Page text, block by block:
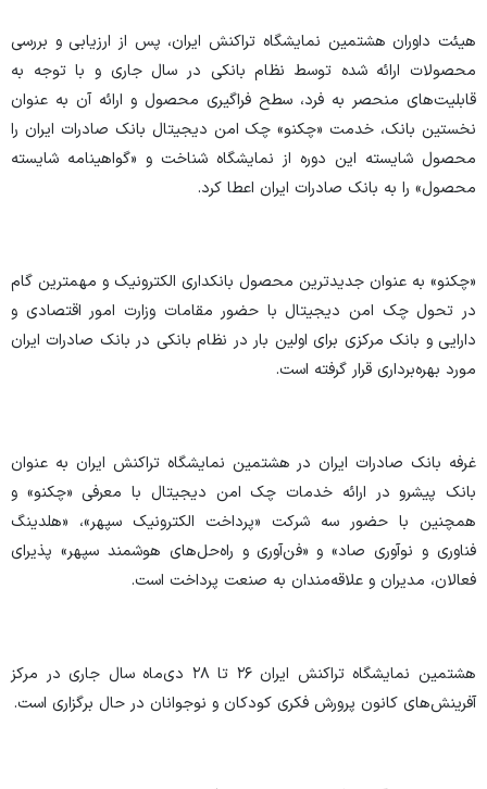
هیئت داوران هشتمین نمایشگاه تراکنش ایران، پس از ارزیابی و بررسی
محصولات ارائه شده توسط نظام بانکی در سال جاری و با توجه به
قابلیت‌های منحصر به فرد، سطح فراگیری محصول و ارائه آن به عنوان
نخستین بانک، خدمت «چکنو» چک امن دیجیتال بانک صادرات ایران را
محصول شایسته این دوره از نمایشگاه شناخت و «گواهینامه شایسته
محصول» را به بانک صادرات ایران اعطا کرد.
«چکنو» به عنوان جدیدترین محصول بانکداری الکترونیک و مهمترین گام
در تحول چک امن دیجیتال با حضور مقامات وزارت امور اقتصادی و
دارایی و بانک مرکزی برای اولین بار در نظام بانکی در بانک صادرات ایران
مورد بهره‌برداری قرار گرفته است.
غرفه بانک صادرات ایران در هشتمین نمایشگاه تراکنش ایران به عنوان
بانک پیشرو در ارائه خدمات چک امن دیجیتال با معرفی «چکنو» و
همچنین با حضور سه شرکت «پرداخت الکترونیک سپهر»، «هلدینگ
فناوری و نوآوری صاد» و «فن‌آوری و راه‌حل‌های هوشمند سپهر» پذیرای
فعالان، مدیران و علاقه‌مندان به صنعت پرداخت است.
هشتمین نمایشگاه تراکنش ایران ۲۶ تا ٢٨ دی‌ماه سال جاری در مرکز
آفرینش‌های کانون پرورش فکری کودکان و نوجوانان در حال برگزاری است.